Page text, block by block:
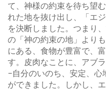
て、神様の約束を待ち望
れた地を抜け出し、「エ
を決断しました。つまり
の「神の約束の地」より
にある、食物が豊富で、
す。皮肉なことに、アブ
−自分のいのち、安定、心
ができました。しかし、